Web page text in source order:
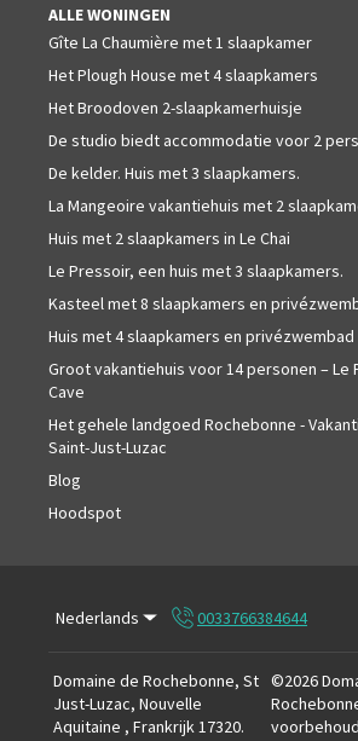
ALLE WONINGEN
Gîte La Chaumière met 1 slaapkamer
Het Plough House met 4 slaapkamers
Het Broodoven 2-slaapkamerhuisje
De studio biedt accommodatie voor 2
De kelder. Huis met 3 slaapkamers.
La Mangeoire vakantiehuis met 2
Huis met 2 slaapkamers in Le Chai
Le Pressoir, een huis met 3 slaapkamers.
Kasteel met 8 slaapkamers en
Huis met 4 slaapkamers en privézwembad
Groot vakantiehuis voor 14 personen – Le
Cave
Het gehele landgoed Rochebonne -
Saint-Just-Luzac
Blog
Hoodspot
Nederlands 0033766384644
Domaine de Rochebonne, St
Just-Luzac, Nouvelle
Aquitaine , Frankrijk 17320.
©2026